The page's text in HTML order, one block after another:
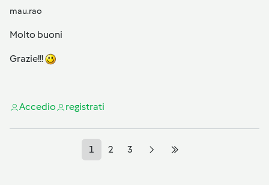
mau.rao
Molto buoni
Grazie!!!
Accedio registrati
1 2 3